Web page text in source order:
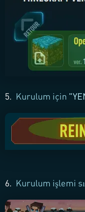
5. Kurulum için
6. Kurulum işlemi